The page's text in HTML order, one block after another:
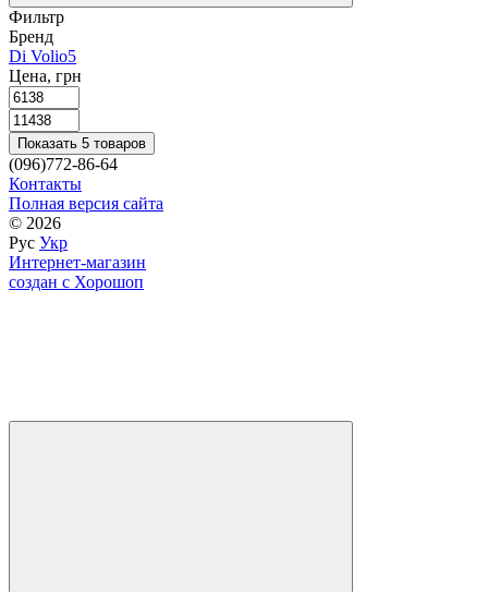
Фильтр
Бренд
Di Volio5
Цена, грн
Показать 5 товаров
(096)772-86-64
Контакты
Полная версия сайта
© 2026
Рус Укр
Интернет-магазин
создан с Хорошоп